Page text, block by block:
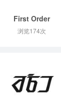
First Order
浏览174次